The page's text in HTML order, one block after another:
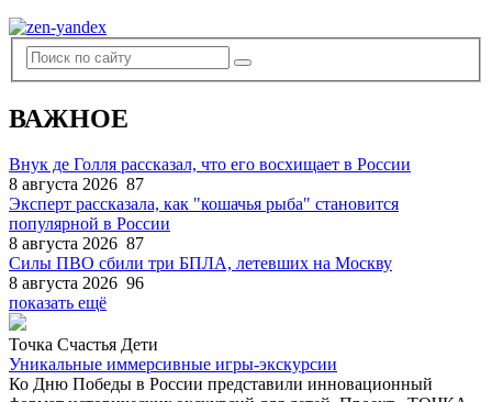
ВАЖНОЕ
Внук де Голля рассказал, что его восхищает в России
8 августа 2026 87
Эксперт рассказала, как "кошачья рыба" становится
популярной в России
8 августа 2026 87
Силы ПВО сбили три БПЛА, летевших на Москву
8 августа 2026 96
показать ещё
Точка Счастья Дети
Уникальные иммерсивные игры-экскурсии
Ко Дню Победы в России представили инновационный